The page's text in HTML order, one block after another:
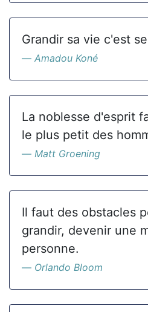
Grandir sa vie c'est
Amadou Koné
La noblesse d'esprit
le plus petit des
Matt Groening
Il faut des obstacles
grandir, devenir une
personne.
Orlando Bloom